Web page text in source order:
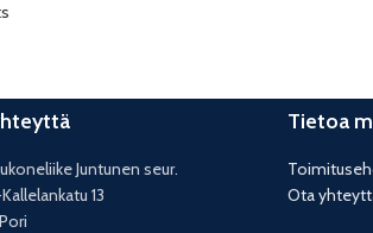
Juntunen seur.
13
Tietoa
Ota